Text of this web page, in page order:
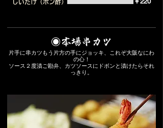
しいたけ（ポン酢）
◉本場串カツ
片手に串カツもう片方の手にジョッキ、これぞ大阪なにわ
の心！
ソース２度漬ご勘弁、カツソースにドボンと漬けたらそれ
っきり。